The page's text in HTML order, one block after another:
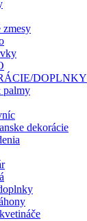
zmesy
DOPLNKY
dekorácie